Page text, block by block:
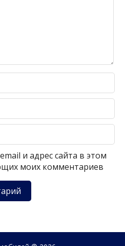
и адрес сайта в этом
моих комментариев